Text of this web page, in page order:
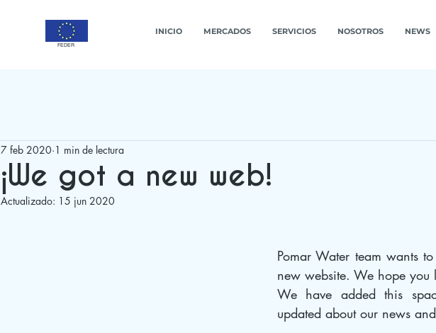
INICIO MERCADOS SERVICIOS NOSOTROS NEWS
FEDER
¡We got a new web!
7 feb 2020 1 min de lectura
Actualizado: 15 jun 2020
Pomar Water team wants
new website. We hope you
We have added this
updated about our news